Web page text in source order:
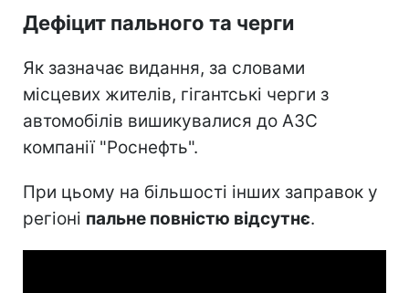
Дефіцит пального та черги
Як зазначає видання, за словами
місцевих жителів, гігантські черги з
автомобілів вишикувалися до АЗС
компанії "Роснефть".
При цьому на більшості інших заправок у
регіоні пальне повністю відсутнє.